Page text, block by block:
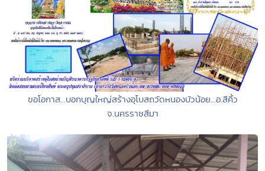
ขอโอกาส...บอกบุญใหญ่สร้างอุโบสถวัดหนองบัวน้อย...อ.สีคิ้ว
จ.นครราชสีมา